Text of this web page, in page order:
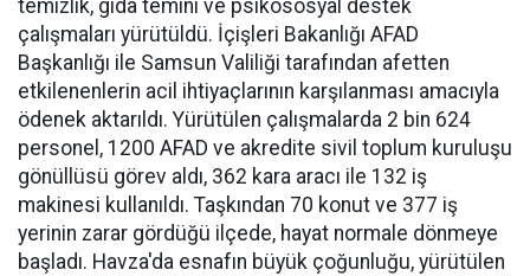
temizlik, gıda temini ve psikososyal destek
çalışmaları yürütüldü. İçişleri Bakanlığı AFAD
Başkanlığı ile Samsun Valiliği tarafından afetten
etkilenenlerin acil ihtiyaçlarının karşılanması amacıyla
ödenek aktarıldı. Yürütülen çalışmalarda 2 bin 624
personel, 1200 AFAD ve akredite sivil toplum kuruluşu
gönüllüsü görev aldı, 362 kara aracı ile 132 iş
makinesi kullanıldı. Taşkından 70 konut ve 377 iş
yerinin zarar gördüğü ilçede, hayat normale dönmeye
başladı. Havza'da esnafın büyük çoğunluğu, yürütülen